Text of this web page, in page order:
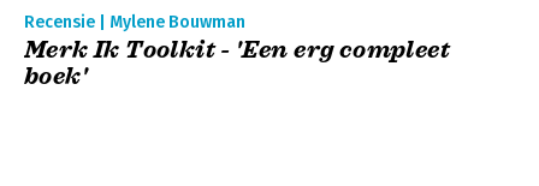
Recensie | Mylene Bouwman
Merk Ik Toolkit - 'Een erg compleet
boek'